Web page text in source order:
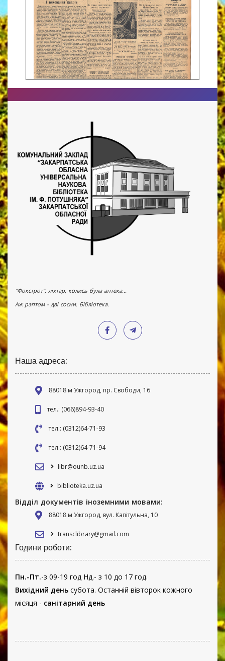
"Фокстрот", ліхтар, колись була аптека...
Аж раптом - дві сосни. Бібліотека.
Наша адреса:
88018 м Ужгород, пр. Свободи, 16
тел.: (066)894-93-40
тел.: (0312)64-71-93
тел.: (0312)64-71-94
libr@ounb.uz.ua
biblioteka.uz.ua
Відділ документів іноземними мовами:
88018 м Ужгород, вул. Капітульна, 10
transclibrary@gmail.com
Години роботи:
Пн.-Пт.-з 09-19 год Нд.- з 10 до 17 год.
Вихідний день субота. Останній вівторок кожного
місяця - санітарний день